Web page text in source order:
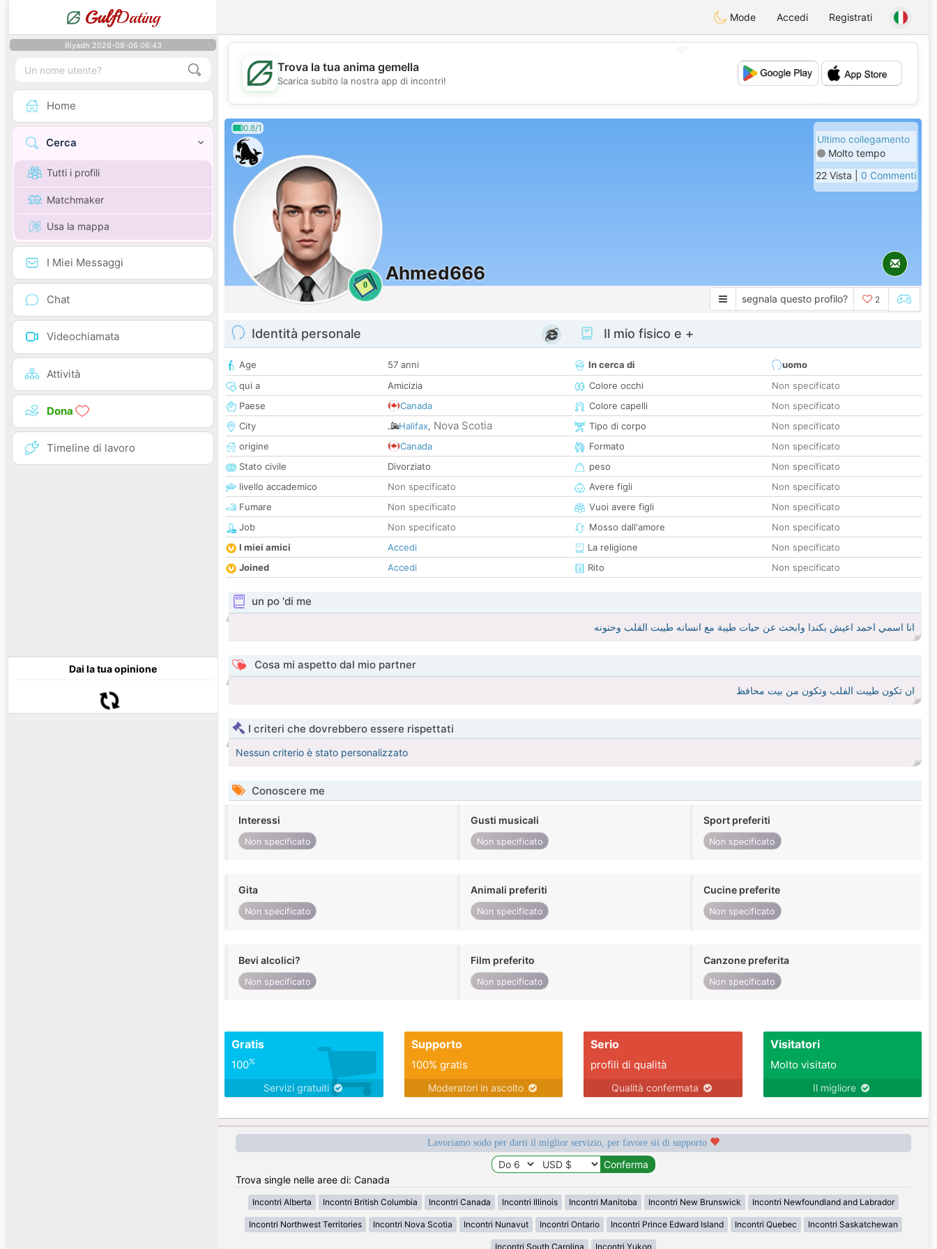
GulfDating Mode Accedi Registrati
Riyadh 2026-08-06 06:43
Home
Cerca
Tutti i profili
Matchmaker
Usa la mappa
I Miei Messaggi
Chat
Videochiamata
Attività
Dona
Timeline di lavoro
Dai la tua opinione
💖
💕
Trova la tua anima gemella
Scarica subito la nostra app di incontri!
0.8/1
0
Ahmed666
Ultimo collegamento
Molto tempo
22 Vista | 0 Commenti
segnala questo profilo? 2
Identità personale
Age
57 anni
qui a
Amicizia
Paese
Canada
City
Halifax, Nova Scotia
origine
Canada
Stato civile
Divorziato
livello accademico
Non specificato
Fumare
Non specificato
Job
Non specificato
I miei amici
Accedi
Joined
Accedi
Il mio fisico e +
In cerca di
uomo
Colore occhi
Non specificato
Colore capelli
Non specificato
Tipo di corpo
Non specificato
Formato
Non specificato
peso
Non specificato
Avere figli
Non specificato
Vuoi avere figli
Non specificato
Mosso dall'amore
Non specificato
La religione
Non specificato
Rito
Non specificato
un po 'di me
انا اسمي احمد اعيش بكندا وابحث عن حيات طيبة مع انسانه طيبت القلب وحنونه
Cosa mi aspetto dal mio partner
ان تكون طيبت الفلب وتكون من بيت محافظ
I criteri che dovrebbero essere rispettati
Nessun criterio è stato personalizzato
Conoscere me
Interessi
Non specificato
Gusti musicali
Non specificato
Sport preferiti
Non specificato
Gita
Non specificato
Animali preferiti
Non specificato
Cucine preferite
Non specificato
Bevi alcolici?
Non specificato
Film preferito
Non specificato
Canzone preferita
Non specificato
Gratis
100%
Servizi gratuiti
Supporto
100% gratis
Moderatori in ascolto
Serio
profili di qualità
Qualità confermata
Visitatori
Molto visitato
Il migliore
Lavoriamo sodo per darti il miglior servizio, per favore sii di supporto
Trova single nelle aree di: Canada
Incontri Alberta Incontri British Columbia Incontri Canada Incontri Illinois Incontri Manitoba Incontri New Brunswick Incontri Newfoundland and Labrador
Incontri Northwest Territories Incontri Nova Scotia Incontri Nunavut Incontri Ontario Incontri Prince Edward Island Incontri Quebec Incontri Saskatchewan
Incontri South Carolina Incontri Yukon